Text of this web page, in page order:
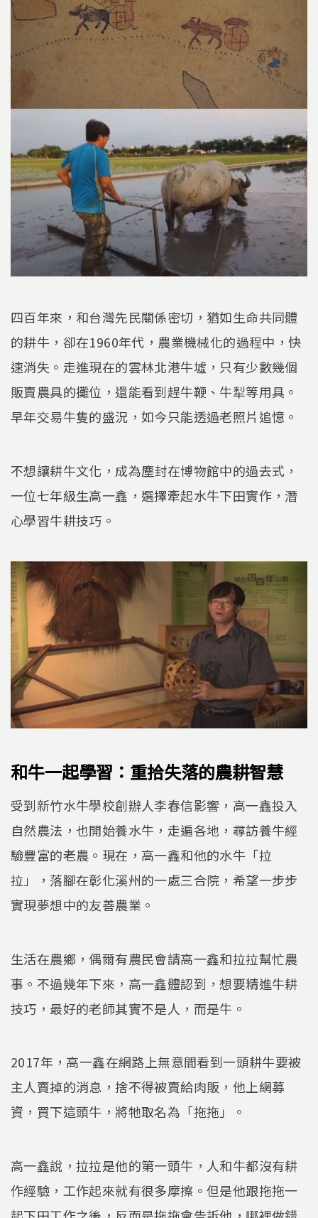
四百年來，和台灣先民關係密切，猶如生命共同體
的耕牛，卻在1960年代，農業機械化的過程中，快
速消失。走進現在的雲林北港牛墟，只有少數幾個
販賣農具的攤位，還能看到趕牛鞭、牛犁等用具。
早年交易牛隻的盛況，如今只能透過老照片追憶。
不想讓耕牛文化，成為塵封在博物館中的過去式，
一位七年級生高一鑫，選擇牽起水牛下田實作，潛
心學習牛耕技巧。
和牛一起學習：重拾失落的農耕智慧
受到新竹水牛學校創辦人李春信影響，高一鑫投入
自然農法，也開始養水牛，走遍各地，尋訪養牛經
驗豐富的老農。現在，高一鑫和他的水牛「拉
拉」，落腳在彰化溪州的一處三合院，希望一步步
實現夢想中的友善農業。
生活在農鄉，偶爾有農民會請高一鑫和拉拉幫忙農
事。不過幾年下來，高一鑫體認到，想要精進牛耕
技巧，最好的老師其實不是人，而是牛。
2017年，高一鑫在網路上無意間看到一頭耕牛要被
主人賣掉的消息，捨不得被賣給肉販，他上網募
資，買下這頭牛，將牠取名為「拖拖」。
高一鑫說，拉拉是他的第一頭牛，人和牛都沒有耕
作經驗，工作起來就有很多摩擦。但是他跟拖拖一